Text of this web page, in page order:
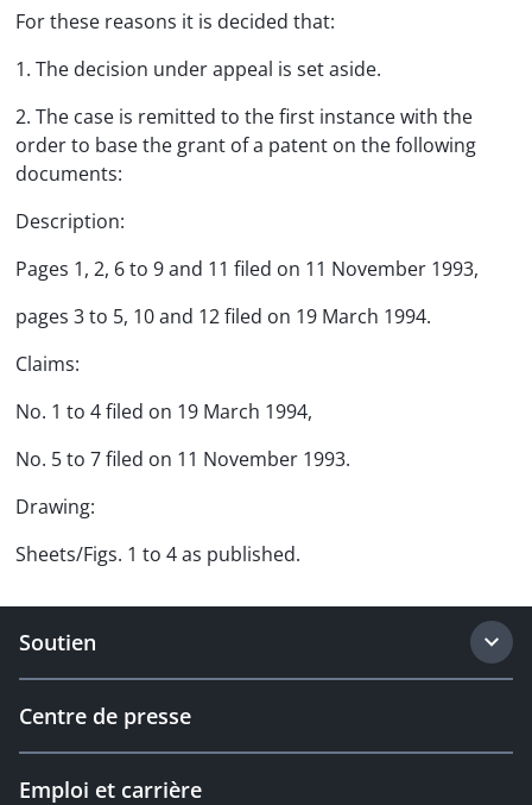
For these reasons it is decided that:
1. The decision under appeal is set aside.
2. The case is remitted to the first instance with the
order to base the grant of a patent on the following
documents:
Description:
Pages 1, 2, 6 to 9 and 11 filed on 11 November 1993,
pages 3 to 5, 10 and 12 filed on 19 March 1994.
Claims:
No. 1 to 4 filed on 19 March 1994,
No. 5 to 7 filed on 11 November 1993.
Drawing:
Sheets/Figs. 1 to 4 as published.
Soutien
Centre de presse
Emploi et carrière